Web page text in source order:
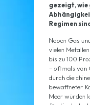
gezeigt,
Regimen
Neben Gas
vielen
bis zu 100
– oftmals von
durch die
bewaffneter
Meer würden